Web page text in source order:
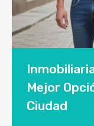
Mejor
Ciudad